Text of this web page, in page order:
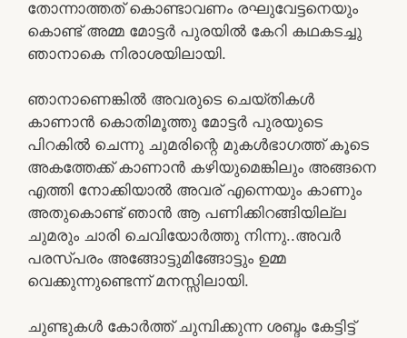
തോന്നാത്തത് കൊണ്ടാവണം രഘുവേട്ടനെയും
കൊണ്ട് അമ്മ മോട്ടർ പുരയിൽ കേറി കഥകടച്ചു
ഞാനാകെ നിരാശയിലായി.
ഞാനാണെങ്കിൽ അവരുടെ ചെയ്തികൾ
കാണാൻ കൊതിമൂത്തു മോട്ടർ പുരയുടെ
പിറകിൽ ചെന്നു ചുമരിന്റെ മുകൾഭാഗത്ത് കൂടെ
അകത്തേക്ക് കാണാൻ കഴിയുമെങ്കിലും അങ്ങനെ
എത്തി നോക്കിയാൽ അവര് എന്നെയും കാണും
അതുകൊണ്ട് ഞാൻ ആ പണിക്കിറങ്ങിയില്ല
ചുമരും ചാരി ചെവിയോർത്തു നിന്നു..അവർ
പരസ്പരം അങ്ങോട്ടുമിങ്ങോട്ടും ഉമ്മ
വെക്കുന്നുണ്ടെന്ന് മനസ്സിലായി.
ചുണ്ടുകൾ കോർത്ത് ചുമ്പിക്കുന്ന ശബ്ദം കേട്ടിട്ട്